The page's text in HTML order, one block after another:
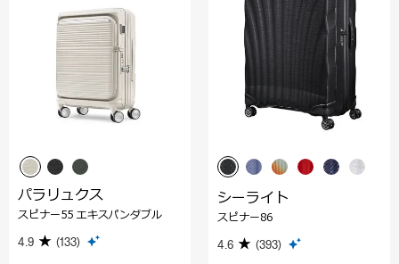
パラリュクス
スピナー55 エキスパンダブル
4.9 (133)
シーライト
スピナー86
4.6 (393)